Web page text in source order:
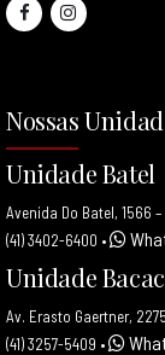
Nossas
Unidade Batel
Avenida Do Batel, 1566 –
(41) 3402-6400 •
Unidade
Av. Erasto Gaertner,
(41) 3257-5409 •